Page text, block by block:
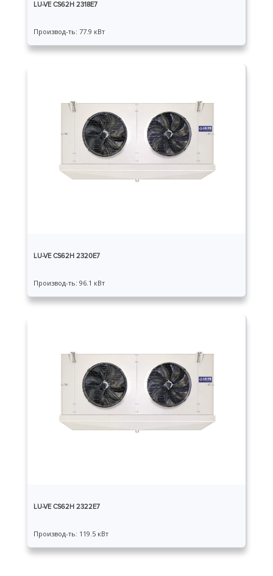
LU-VE CS62H 2318E7
Производ-ть: 77.9 кВт
LU-VE CS62H 2320E7
Производ-ть: 96.1 кВт
LU-VE CS62H 2322E7
Производ-ть: 119.5 кВт